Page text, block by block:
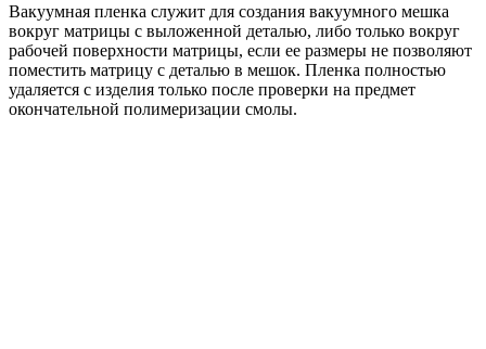
Вакуумная пленка служит для создания вакуумного мешка
вокруг матрицы с выложенной деталью, либо только вокруг
рабочей поверхности матрицы, если ее размеры не позволяют
поместить матрицу с деталью в мешок. Пленка полностью
удаляется с изделия только после проверки на предмет
окончательной полимеризации смолы.